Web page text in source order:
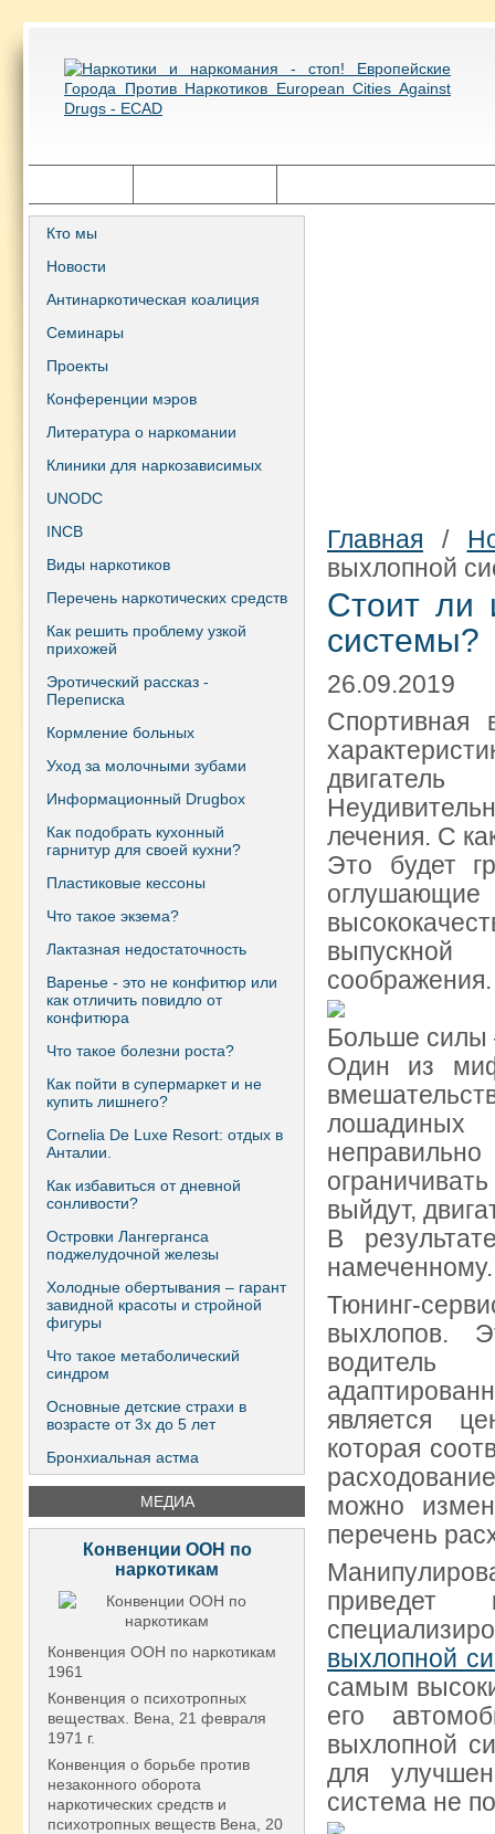
Кто мы
Новости
Антинаркотическая коалиция
Семинары
Проекты
Конференции мэров
Литература о наркомании
Клиники для наркозависимых
UNODC
INCB
Виды наркотиков
Перечень наркотических средств
Как решить проблему узкой
прихожей
Эротический рассказ -
Переписка
Кормление больных
Уход за молочными зубами
Информационный Drugbox
Как подобрать кухонный
гарнитур для своей кухни?
Пластиковые кессоны
Что такое экзема?
Лактазная недостаточность
Варенье - это не конфитюр или
как отличить повидло от
конфитюра
Что такое болезни роста?
Как пойти в супермаркет и не
купить лишнего?
Сornelia De Luxe Resort: отдых в
Анталии.
Как избавиться от дневной
сонливости?
Островки Лангерганса
поджелудочной железы
Холодные обертывания – гарант
завидной красоты и стройной
фигуры
Что такое метаболический
синдром
Основные детские страхи в
возрасте от 3х до 5 лет
Бронхиальная астма
МЕДИА
Конвенции ООН по
наркотикам
Конвенция ООН по наркотикам
1961
Конвенция о психотропных
веществах. Вена, 21 февраля
1971 г.
Конвенция о борьбе против
незаконного оборота
наркотических средств и
психотропных веществ Вена, 20
Главная /
выхлопной
Стоит ли
системы?
26.09.2019
Спортивная
лечения. С
Это будет
выпускной
соображения.
Больше
Один из
выйдут,
В
намеченному.
Тюнинг-
выхлопов.
водитель
является
которая
можно
перечень
приведет
выхлопной
самым
его
выхлопной
для
система не